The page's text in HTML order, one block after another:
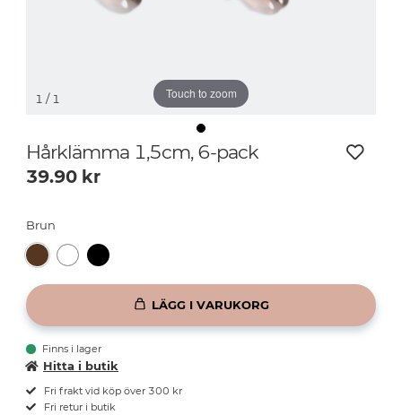
Touch to zoom
1 / 1
Hårklämma 1,5cm, 6-pack
39.90 kr
Brun
LÄGG I VARUKORG
Finns i lager
Hitta i butik
Fri frakt vid köp över 300 kr
Fri retur i butik